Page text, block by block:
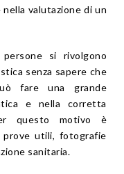
valutazione di un
si rivolgono
senza sapere che
fare una grande
e nella corretta
questo motivo è
utili, fotografie
sanitaria.